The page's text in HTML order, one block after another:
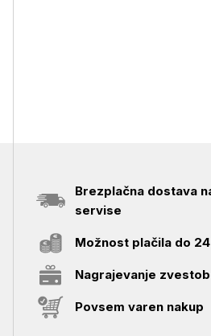
Brezplačna dostava
servise
Možnost plačila do
Nagrajevanje
Povsem varen nakup